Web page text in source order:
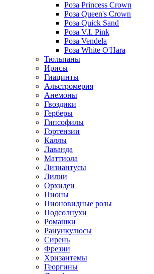
Роза Princess Crown
Роза Queen's Crown
Роза Quick Sand
Роза V.I. Pink
Роза Vendela
Роза White O'Hara
Тюльпаны
Ирисы
Гиацинты
Альстромерия
Анемоны
Гвоздики
Герберы
Гипсофилы
Гортензии
Каллы
Лаванда
Маттиола
Лизиантусы
Лилии
Орхидеи
Пионы
Пионовидные розы
Подсолнухи
Ромашки
Ранункулюсы
Сирень
Фрезии
Хризантемы
Георгины